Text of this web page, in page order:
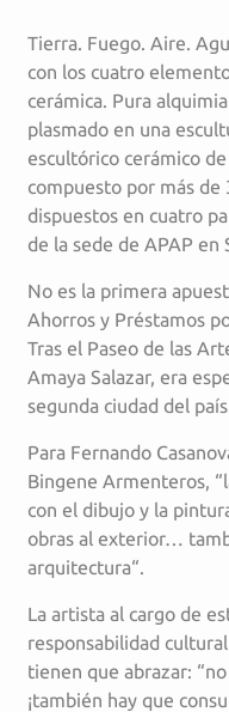
Tierra. Fuego. Aire.
con los cuatro
cerámica. Pura
plasmado en una
escultórico cerámico
compuesto por más de
dispuestos en cuatro
de la sede de APAP en
No es la primera
Ahorros y Préstamos
Tras el Paseo de las
Amaya Salazar, era
segunda ciudad del país.
Para Fernando
Bingene Armenteros,
con el dibujo y la
obras al exterior…
arquitectura“.
La artista al cargo de
responsabilidad
tienen que abrazar:
¡también hay que